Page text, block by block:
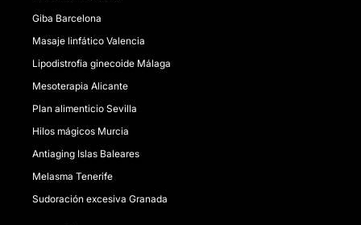
Giba Barcelona
Masaje linfático Valencia
Lipodistrofia ginecoide Málaga
Mesoterapia Alicante
Plan alimenticio Sevilla
Hilos mágicos Murcia
Antiaging Islas Baleares
Melasma Tenerife
Sudoración excesiva Granada